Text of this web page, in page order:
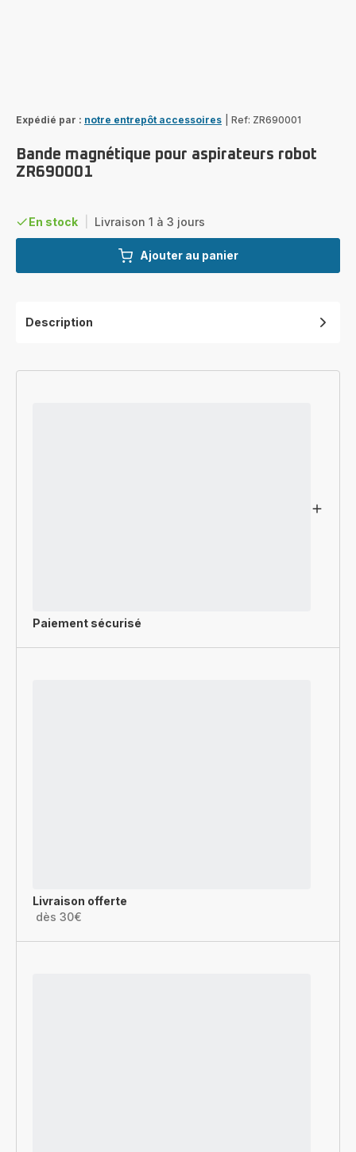
Expédié par : notre entrepôt accessoires Ref: ZR690001
Bande magnétique pour aspirateurs robot
ZR690001
En stock Livraison 1 à 3 jours
Ajouter au panier
Description
Paiement sécurisé
Livraison offerte
dès 30€